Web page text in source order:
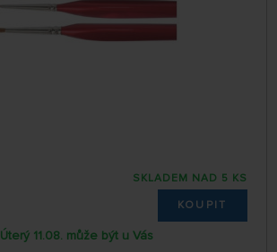
SKLADEM NAD 5 KS
KOUPIT
Úterý 11.08. může být u Vás